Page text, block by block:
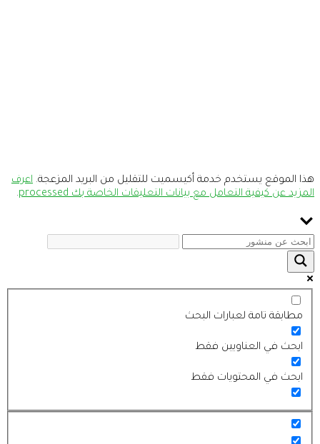
هذا الموقع يستخدم خدمة أكيسميت للتقليل من البريد المزعجة. اعرف
المزيد عن كيفية التعامل مع بيانات التعليقات الخاصة بك processed
.
مطابقة تامة لعبارات البحث
ابحث في العناويين فقط
ابحث في المحتويات فقط